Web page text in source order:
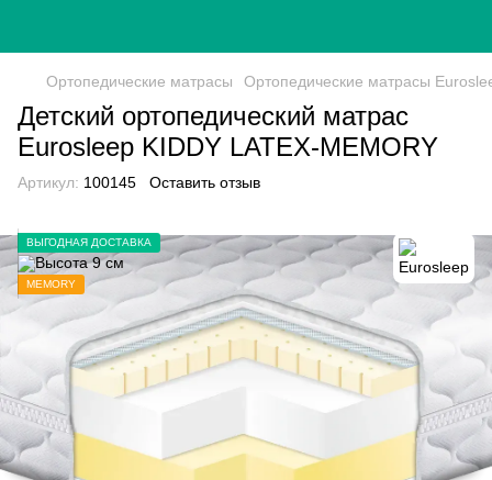
Ортопедические матрасы Ортопедические матрасы
Детский ортопедический матрас
Eurosleep KIDDY LATEX-MEMORY
Артикул: 100145 Оставить отзыв
ВЫГОДНАЯ ДОСТАВКА
MEMORY